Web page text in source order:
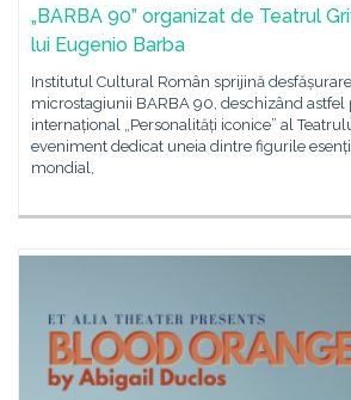
„BARBA 90” organizat de Teatrul
lui Eugenio Barba
Institutul Cultural Român sprijină
microstagiunii BARBA 90, deschizând
internațional „Personalități iconice” al
eveniment dedicat uneia dintre figurile
mondial,